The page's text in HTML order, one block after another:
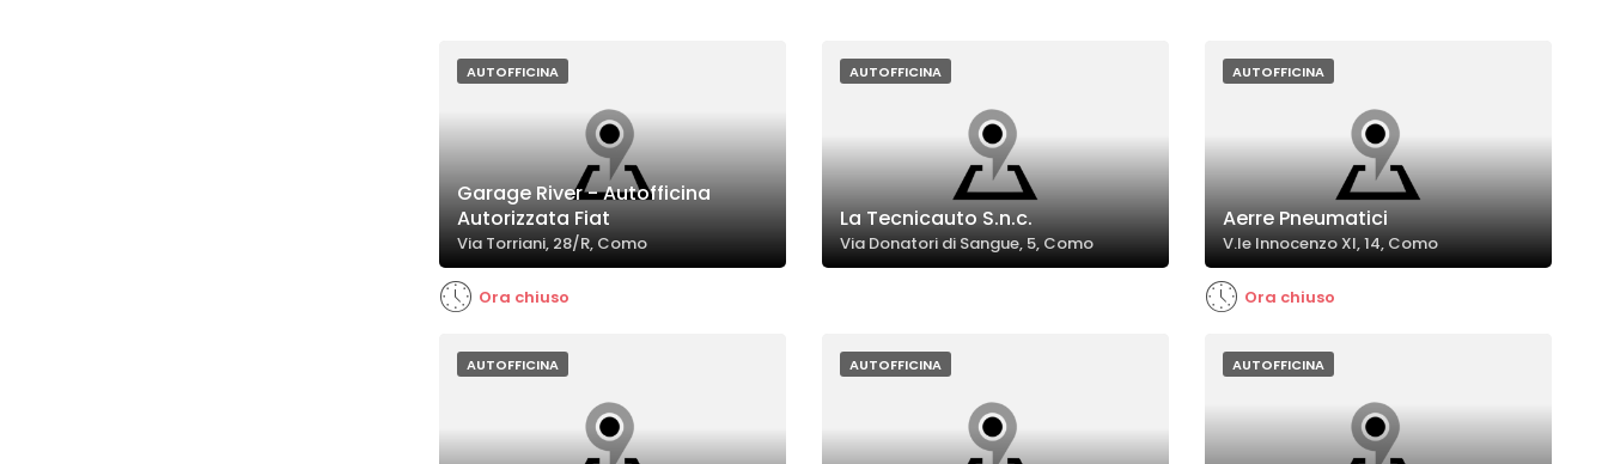
AUTOFFICINA
Garage River - Autofficina
Autorizzata Fiat
Via Torriani, 28/R, Como
Ora chiuso
AUTOFFICINA
La Tecnicauto S.n.c.
Via Donatori di Sangue, 5, Como
AUTOFFICINA
Aerre Pneumatici
V.le Innocenzo XI, 14, Como
Ora chiuso
AUTOFFICINA AUTOFFICINA AUTOFFICINA